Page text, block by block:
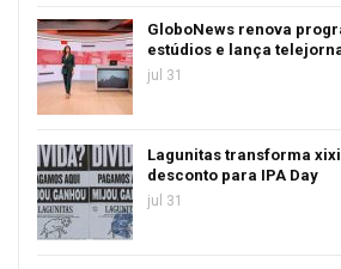
GloboNews renova
estúdios e lança
jul 31
Lagunitas transforma
desconto para IPA Day
jul 31